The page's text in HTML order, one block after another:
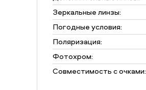
Зеркальные линзы:
Погодные условия:
Поляризация:
Фотохром:
Совместимость с очками: